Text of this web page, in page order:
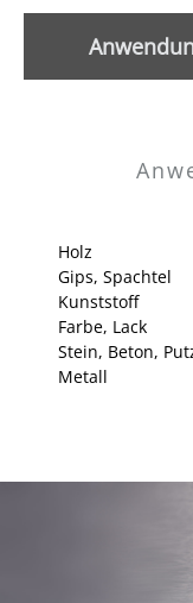
Holz
Gips, Spachtel
Kunststoff
Farbe, Lack
Stein, Beton,
Metall